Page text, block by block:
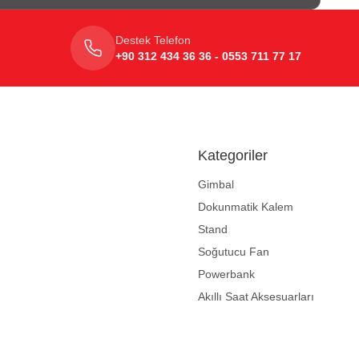
Destek Telefon
+90 312 434 36 36 - 0553 711 77 17
Kategoriler
Gimbal
Dokunmatik Kalem
Stand
Soğutucu Fan
Powerbank
Akıllı Saat Aksesuarları